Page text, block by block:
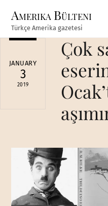
content
Amerika Bülteni
Türkçe Amerika gazetesi
JANUARY
3
2019
Çok